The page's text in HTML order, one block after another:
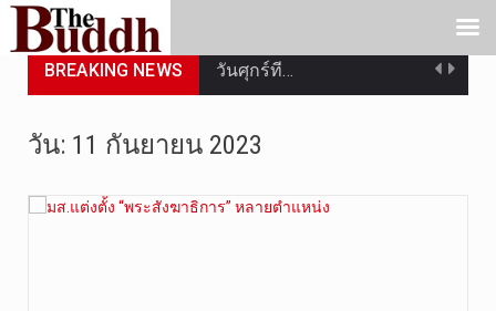
BREAKING NEWS วันศุกร์ที…
วัน: 11 กันยายน 2023